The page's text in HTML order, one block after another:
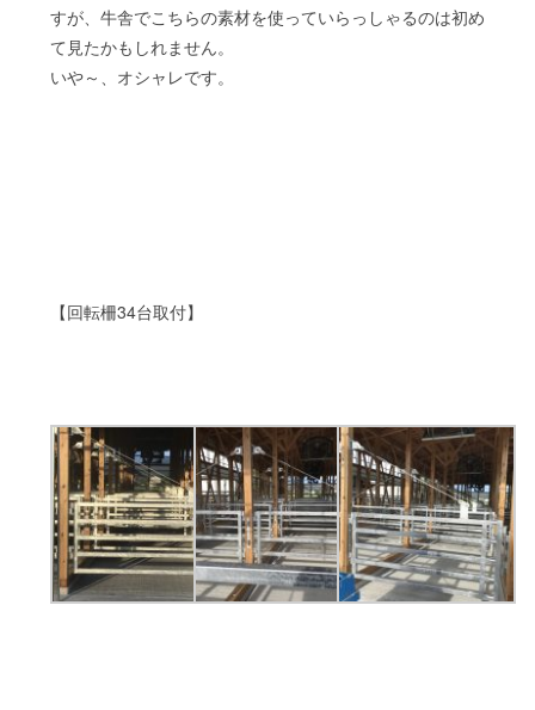
すが、牛舎でこちらの素材を使っていらっしゃるのは初め
て見たかもしれません。
いや～、オシャレです。
【回転柵34台取付】